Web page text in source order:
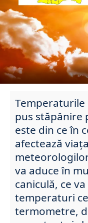
pus stăpânire
este din ce în
afectează
va aduce în
caniculă, ce
temperaturi
termometre,